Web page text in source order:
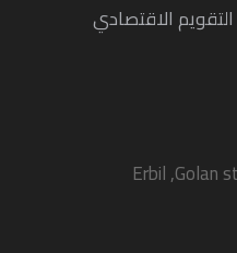
التقويم الاقتصادي
Erbil ,Golan